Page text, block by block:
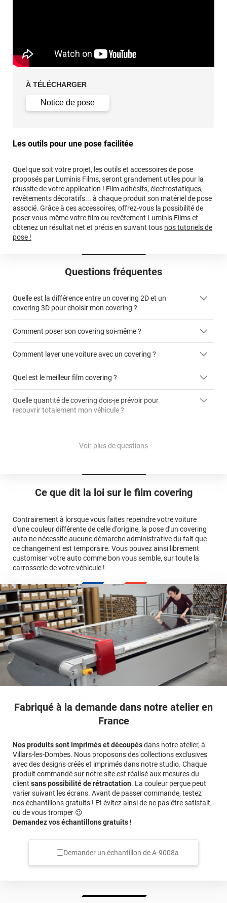
Ce que dit la loi sur le film covering
Contrairement à lorsque vous faites repeindre votre voiture
d'une couleur différente de celle d'origine, la pose d'un covering
auto ne nécessite aucune démarche administrative du fait que
ce changement est temporaire. Vous pouvez ainsi librement
customiser votre auto comme bon vous semble, sur toute la
carrosserie de votre véhicule !
Questions fréquentes
Quelle est la différence entre un covering 2D et un
covering 3D pour choisir mon covering ?
covering 2D
Comment poser son covering soi-même ?
Comment laver une voiture avec un covering ?
Quel est le meilleur film covering ?
covering 2D
Quelle quantité de covering dois-je prévoir pour
recouvrir totalement mon véhicule ?
avant jusqu'au bas du parechoc arrière, en passant par le
Multipliez ce résultat par 3.
conseillers
commerciaux
pose
Le covering protège la peinture d'origine, pour la garder en
Le covering peut s'enlever à tout moment
Le covering revient moins cher
covering 3D
calculateur
Voir plus de questions
Fabriqué à la demande dans notre atelier en
France
Nos produits sont imprimés et découpésdans notre atelier, à
Villars-les-Dombes. Nous proposons des collections exclusives
avec des designs créés et imprimés dans notre studio. Chaque
produit commandé sur notre site est réalisé aux mesures du
client sans possibilité de rétractation. La couleur perçue peut
varier suivant les écrans. Avant de passer commande, testez
nos échantillons gratuits ! Et évitez ainsi de ne pas être satisfait,
ou de vous tromper 😉
Demandez vos échantillons gratuits !
Demander un échantillon deA-9008a
À TÉLÉCHARGER
Notice de pose
Les outils pour une pose facilitée
Quel que soit votre projet, les outils et accessoires de pose
proposés par Luminis Films, seront grandement utiles pour la
réussite de votre application ! Film adhésifs, électrostatiques,
revêtements décoratifs... à chaque produit son matériel de pose
associé. Grâce à ces accessoires, offrez-vous la possibilité de
poser vous-même votre film ou revêtement Luminis Films et
obtenez un résultat net et précis en suivant tous nos tutoriels de
pose !